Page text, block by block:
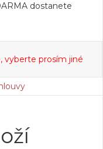
dostanete
vyberte prosím jiné